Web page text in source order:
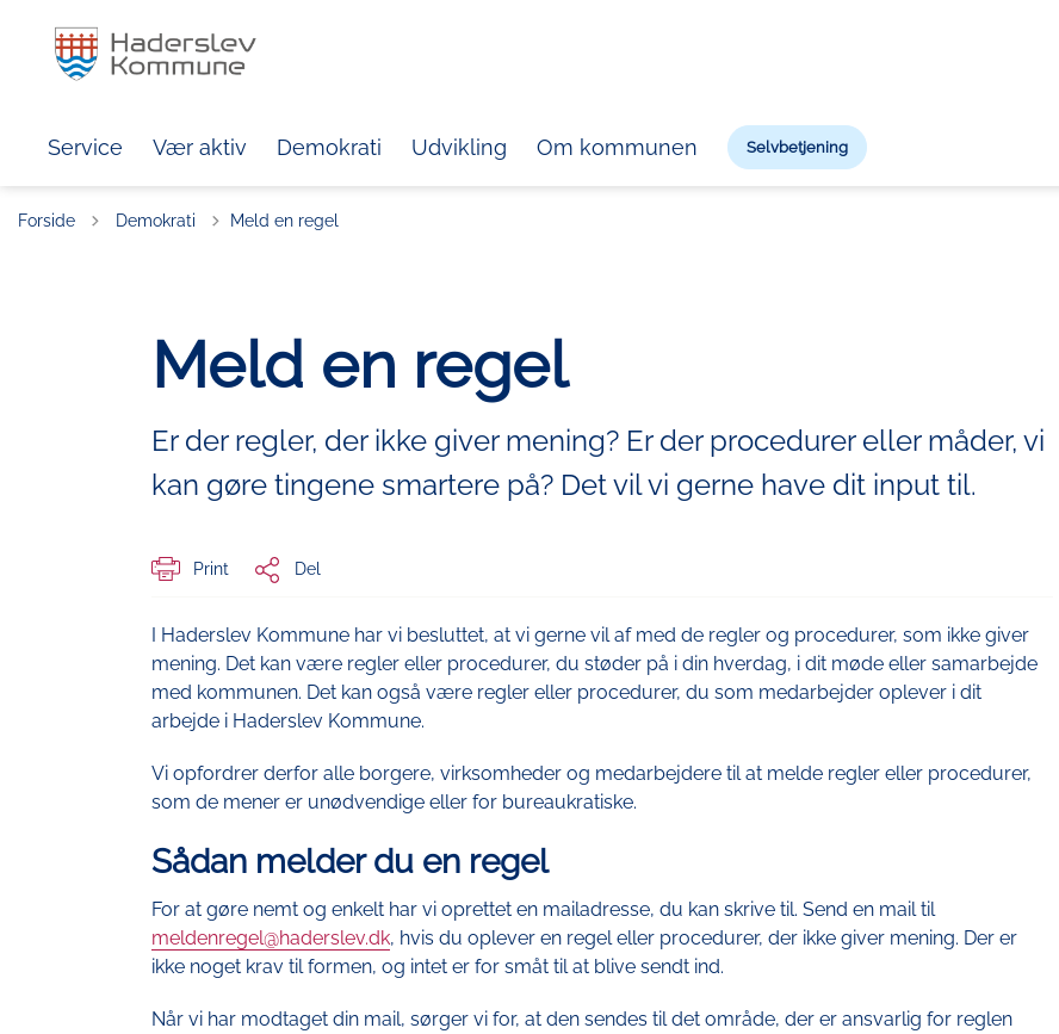
Service Vær aktiv Demokrati Udvikling Om kommunen Selvbetjening
Forside Tilbage til
Demokrati Meld en regel
Meld en regel
Er der regler, der ikke giver mening? Er der procedurer eller måder, vi
kan gøre tingene smartere på? Det vil vi gerne have dit input til.
Print Del
I Haderslev Kommune har vi besluttet, at vi gerne vil af med de regler og procedurer, som ikke giver
mening. Det kan være regler eller procedurer, du støder på i din hverdag, i dit møde eller samarbejde
med kommunen. Det kan også være regler eller procedurer, du som medarbejder oplever i dit
arbejde i Haderslev Kommune.
Vi opfordrer derfor alle borgere, virksomheder og medarbejdere til at melde regler eller procedurer,
som de mener er unødvendige eller for bureaukratiske.
Sådan melder du en regel
For at gøre nemt og enkelt har vi oprettet en mailadresse, du kan skrive til. Send en mail til
meldenregel@haderslev.dk, hvis du oplever en regel eller procedurer, der ikke giver mening. Der er
ikke noget krav til formen, og intet er for småt til at blive sendt ind.
Når vi har modtaget din mail, sørger vi for, at den sendes til det område, der er ansvarlig for reglen